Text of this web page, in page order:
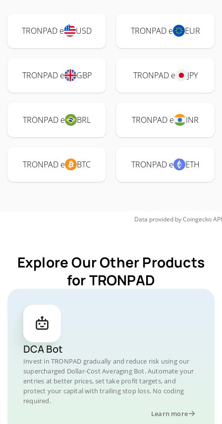
TRONPAD e USD TRONPAD e EUR
TRONPAD e GBP TRONPAD e JPY
TRONPAD e BRL TRONPAD e INR
TRONPAD e BTC TRONPAD e ETH
Data provided byCoingeckoAPI
Explore Our Other Products
for TRONPAD
DCA Bot
Invest in TRONPAD gradually and reduce risk using our
supercharged Dollar-Cost Averaging Bot. Automate your
entries at better prices, set take profit targets, and
protect your capital with trailing stop loss. No coding
required.
Learn more